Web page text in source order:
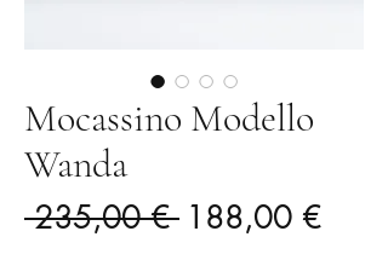
Mocassino Modello
Wanda
235,00 € Prezzo
188,00 €Prezzo